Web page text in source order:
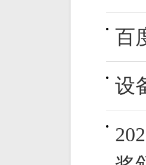
百
设